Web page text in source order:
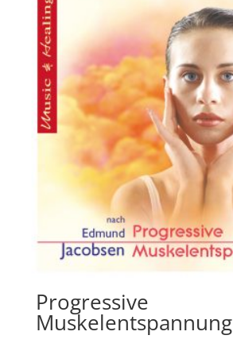
Progressive
Muskelentspannung